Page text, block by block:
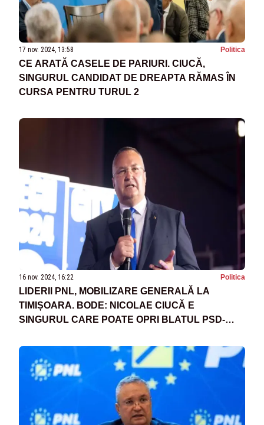
17 nov. 2024, 13:58 Politica
CE ARATĂ CASELE DE PARIURI. CIUCĂ,
SINGURUL CANDIDAT DE DREAPTA RĂMAS ÎN
CURSA PENTRU TURUL 2
16 nov. 2024, 16:22 Politica
LIDERII PNL, MOBILIZARE GENERALĂ LA
TIMIȘOARA. BODE: NICOLAE CIUCĂ E
SINGURUL CARE POATE OPRI BLATUL PSD-